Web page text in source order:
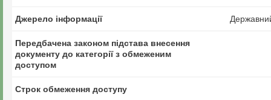
Джерело інформації
Передбачена законом підстава внесення
документу до категорії з обмеженим
доступом
Строк обмеження доступу